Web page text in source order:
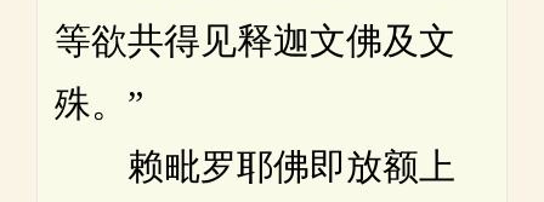
等欲共得见释迦文佛及文
殊。”
赖毗罗耶佛即放额上